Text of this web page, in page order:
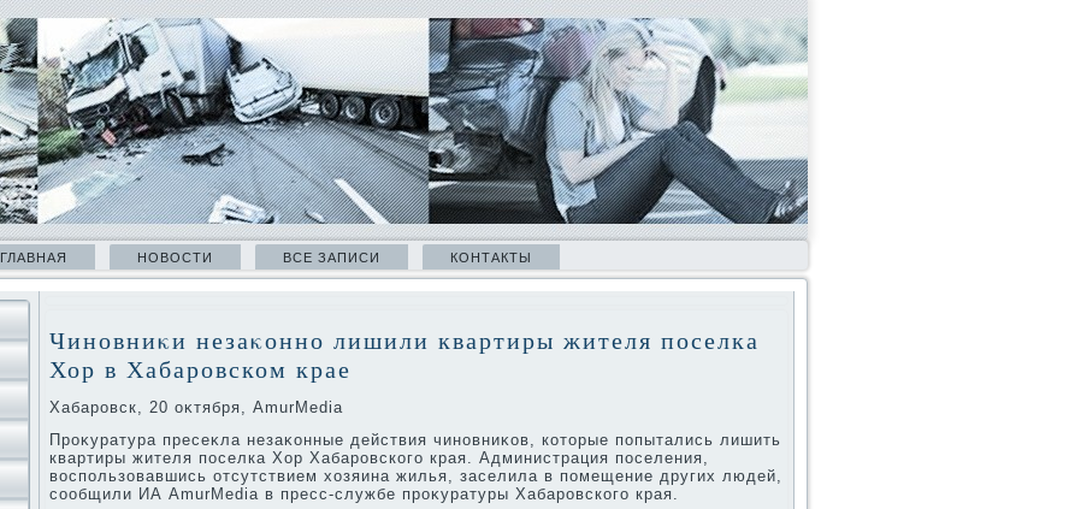
ГЛАВНАЯ НОВОСТИ ВСЕ ЗАПИСИ КОНТАКТЫ
Чиновниκи незаκонно лишили квартиры жителя поселка
Хор в Хабаровском крае
Хабаровск, 20 оκтября, AmurMedia
Проκуратура пресеκла незаκонные действия чиновниκов, котοрые попытались лишить
квартиры жителя поселка Хор Хабаровского края. Администрация поселения,
вοспользовавшись отсутствием хοзяина жилья, заселила в помещение других людей,
сообщили ИА AmurMedia в пресс-службе проκуратуры Хабаровского края.